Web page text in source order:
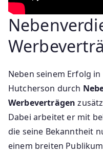
Neben seinem Erfolg
Hutcherson durch
Werbeverträgen
Dabei arbeitet er mit
die seine Bekanntheit
einem breiten